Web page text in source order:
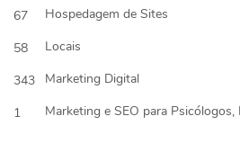
67
Hospedagem de Sites
58
Locais
343
Marketing Digital
1
Marketing e SEO para Psicólogos,